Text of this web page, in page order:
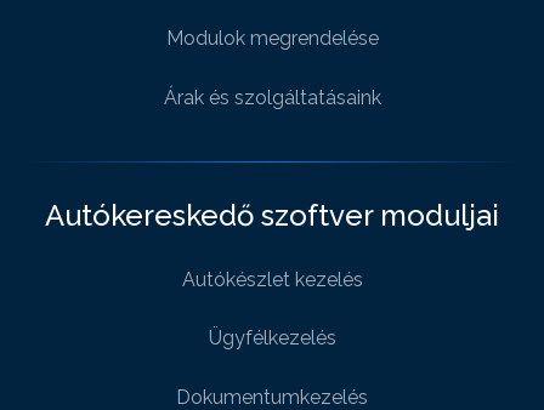
Modulok megrendelése
Árak és szolgáltatásaink
Autókereskedő szoftver moduljai
Autókészlet kezelés
Ügyfélkezelés
Dokumentumkezelés